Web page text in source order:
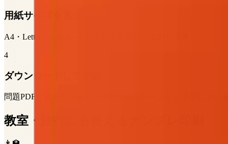
用紙サイズを選ぶ
A4・Letter・A3のレイアウトから選んで出力します
4
ダウンロードして印刷
問題PDFと解答PDFがそれぞれ印刷用データとして手に入り
教室・旅行にも使えるナンプレ印刷